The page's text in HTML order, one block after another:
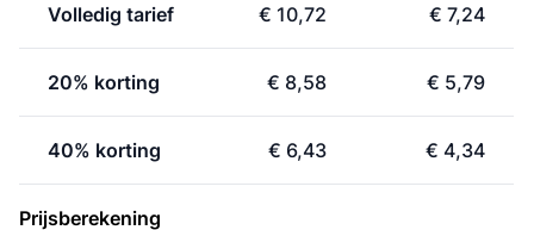
Volledig tarief € 10,72 € 7,24
20% korting € 8,58 € 5,79
40% korting € 6,43 € 4,34
Prijsberekening